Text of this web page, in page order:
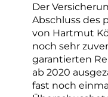
Der
Abschluss des
von Hartmut
noch sehr
garantierten
ab 2020
fast noch